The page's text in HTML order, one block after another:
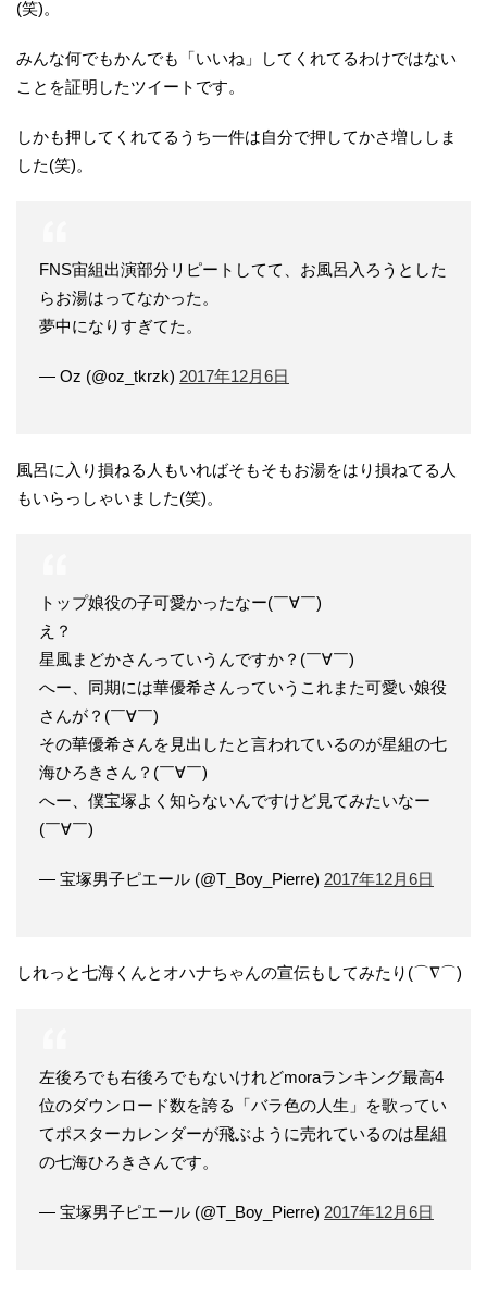
(笑)。
みんな何でもかんでも「いいね」してくれてるわけではない
ことを証明したツイートです。
しかも押してくれてるうち一件は自分で押してかさ増ししま
した(笑)。
FNS宙組出演部分リピートしてて、お風呂入ろうとした
らお湯はってなかった。
夢中になりすぎてた。
— Oz (@oz_tkrzk) 2017年12月6日
風呂に入り損ねる人もいればそもそもお湯をはり損ねてる人
もいらっしゃいました(笑)。
トップ娘役の子可愛かったなー(￣∀￣)
え？
星風まどかさんっていうんですか？(￣∀￣)
へー、同期には華優希さんっていうこれまた可愛い娘役
さんが？(￣∀￣)
その華優希さんを見出したと言われているのが星組の七
海ひろきさん？(￣∀￣)
へー、僕宝塚よく知らないんですけど見てみたいなー
(￣∀￣)
— 宝塚男子ピエール (@T_Boy_Pierre) 2017年12月6日
しれっと七海くんとオハナちゃんの宣伝もしてみたり(⌒∇⌒)
左後ろでも右後ろでもないけれどmoraランキング最高4
位のダウンロード数を誇る「バラ色の人生」を歌ってい
てポスターカレンダーが飛ぶように売れているのは星組
の七海ひろきさんです。
— 宝塚男子ピエール (@T_Boy_Pierre) 2017年12月6日